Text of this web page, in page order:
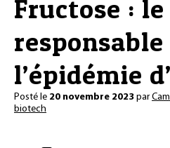
Fructose : le
responsable
l’épidémie
Posté le 20 novembre 2023 par
biotech